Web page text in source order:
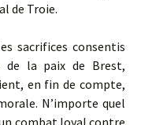
de Troie.
sacrifices consentis
de la paix de Brest,
en fin de compte,
N’importe quel
combat loyal contre